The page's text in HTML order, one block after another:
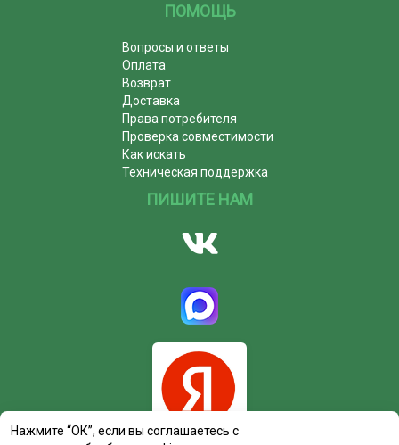
ПОМОЩЬ
Вопросы и ответы
Оплата
Возврат
Доставка
Права потребителя
Проверка совместимости
Как искать
Техническая поддержка
ПИШИТЕ НАМ
Нажмите “ОК”, если вы соглашаетесь с